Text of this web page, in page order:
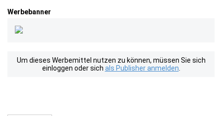
Werbebanner
Um dieses Werbemittel nutzen zu können, müssen Sie sich
einloggen oder sich als Publisher anmelden